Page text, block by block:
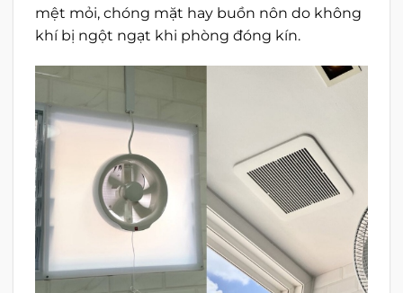
mệt mỏi, chóng mặt hay buồn nôn do không
khí bị ngột ngạt khi phòng đóng kín.